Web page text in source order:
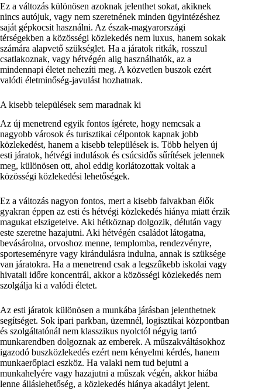
Ez a változás különösen azoknak jelenthet sokat, akiknek
nincs autójuk, vagy nem szeretnének minden ügyintézéshez
saját gépkocsit használni. Az észak-magyarországi
térségekben a közösségi közlekedés nem luxus, hanem sokak
számára alapvető szükséglet. Ha a járatok ritkák, rosszul
csatlakoznak, vagy hétvégén alig használhatók, az a
mindennapi életet nehezíti meg. A közvetlen buszok ezért
valódi életminőség-javulást hozhatnak.
A kisebb települések sem maradnak ki
Az új menetrend egyik fontos ígérete, hogy nemcsak a
nagyobb városok és turisztikai célpontok kapnak jobb
közlekedést, hanem a kisebb települések is. Több helyen új
esti járatok, hétvégi indulások és csúcsidős sűrítések jelennek
meg, különösen ott, ahol eddig korlátozottak voltak a
közösségi közlekedési lehetőségek.
Ez a változás nagyon fontos, mert a kisebb falvakban élők
gyakran éppen az esti és hétvégi közlekedés hiánya miatt érzik
magukat elszigetelve. Aki hétköznap dolgozik, délután vagy
este szeretne hazajutni. Aki hétvégén családot látogatna,
bevásárolna, orvoshoz menne, templomba, rendezvényre,
sporteseményre vagy kirándulásra indulna, annak is szüksége
van járatokra. Ha a menetrend csak a legszűkebb iskolai vagy
hivatali időre koncentrál, akkor a közösségi közlekedés nem
szolgálja ki a valódi életet.
Az esti járatok különösen a munkába járásban jelenthetnek
segítséget. Sok ipari parkban, üzemnél, logisztikai központban
és szolgáltatónál nem klasszikus nyolctól négyig tartó
munkarendben dolgoznak az emberek. A műszakváltásokhoz
igazodó buszközlekedés ezért nem kényelmi kérdés, hanem
munkaerőpiaci eszköz. Ha valaki nem tud bejutni a
munkahelyére vagy hazajutni a műszak végén, akkor hiába
lenne álláslehetőség, a közlekedés hiánya akadályt jelent.